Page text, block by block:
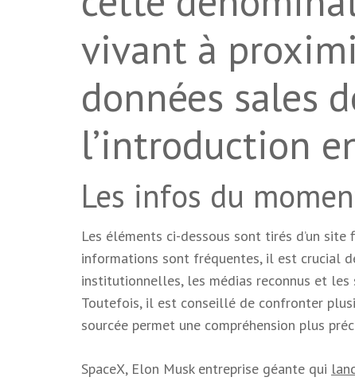
vivant à
données sales
l’introduction
Les infos du
Les éléments ci-dessous sont tirés d’un
informations sont fréquentes, il est crucial
institutionnelles, les médias reconnus et
Toutefois, il est conseillé de confronter
sourcée permet une compréhension plus
SpaceX, Elon Muskentreprise géante qui